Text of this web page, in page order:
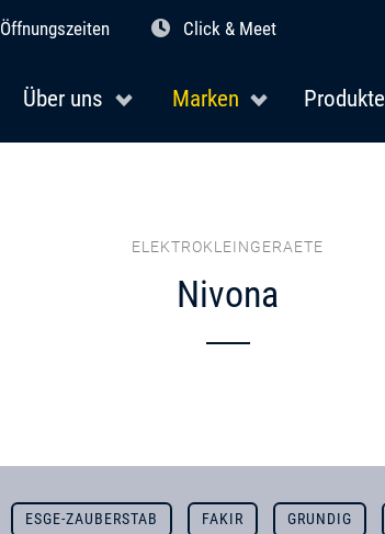
Öffnungszeiten Click & Meet
Über uns Marken Produkte
ELEKTROKLEINGERAETE
Nivona
ESGE-ZAUBERSTAB FAKIR GRUNDIG